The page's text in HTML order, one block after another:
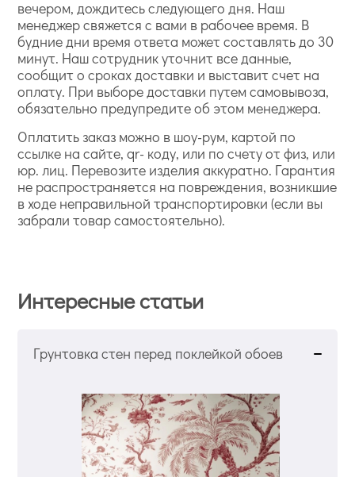
вечером, дождитесь следующего дня. Наш
менеджер свяжется с вами в рабочее время. В
будние дни время ответа может составлять до 30
минут. Наш сотрудник уточнит все данные,
сообщит о сроках доставки и выставит счет на
оплату. При выборе доставки путем самовывоза,
обязательно предупредите об этом менеджера.
Оплатить заказ можно в шоу-рум, картой по
ссылке на сайте, qr- коду, или по счету от физ, или
юр. лиц. Перевозите изделия аккуратно. Гарантия
не распространяется на повреждения, возникшие
в ходе неправильной транспортировки (если вы
забрали товар самостоятельно).
Интересные статьи
Грунтовка стен перед поклейкой обоев